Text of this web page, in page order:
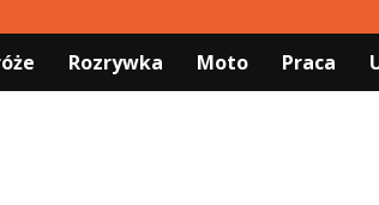
Rozrywka Moto Praca